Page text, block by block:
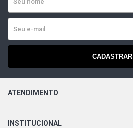
CADASTRAR
ATENDIMENTO
INSTITUCIONAL